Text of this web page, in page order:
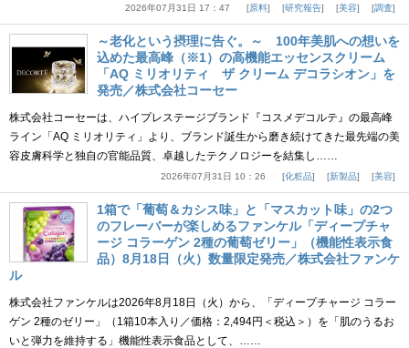
2026年07月31日 17：47 原料 研究報告 美容 調査
～老化という摂理に告ぐ。～ 100年美肌への想いを
込めた最高峰（※1）の高機能エッセンスクリーム
「AQ ミリオリティ ザ クリーム デコラシオン」を
発売／株式会社コーセー
株式会社コーセーは、ハイプレステージブランド『コスメデコルテ』の最高峰
ライン「AQ ミリオリティ」より、ブランド誕生から磨き続けてきた最先端の美
容皮膚科学と独自の官能品質、卓越したテクノロジーを結集し……
2026年07月31日 10：26 化粧品 新製品 美容
1箱で「葡萄＆カシス味」と「マスカット味」の2つ
のフレーバーが楽しめるファンケル「ディープチャ
ージ コラーゲン 2種の葡萄ゼリー」（機能性表示食
品）8月18日（火）数量限定発売／株式会社ファンケ
ル
株式会社ファンケルは2026年8月18日（火）から、「ディープチャージ コラー
ゲン 2種のゼリー」（1箱10本入り／価格：2,494円＜税込＞）を「肌のうるお
いと弾力を維持する」機能性表示食品として、……